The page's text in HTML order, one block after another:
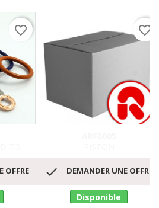
OFFRE
favorite_border
 DEMANDER UNE OFFRE
Disponible
favorite_border